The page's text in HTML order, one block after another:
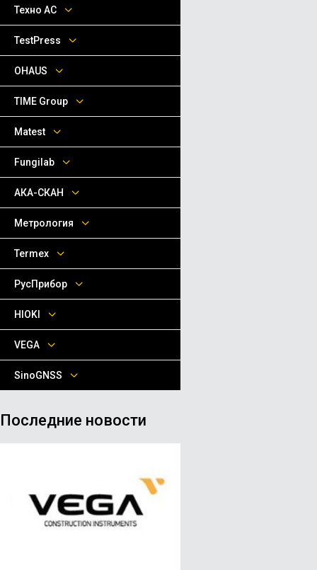
Техно АС
TestPress
OHAUS
TIME Group
Matest
Fungilab
АКА-СКАН
Метрология
Termex
РусПрибор
HIOKI
VEGA
SinoGNSS
Последние новости